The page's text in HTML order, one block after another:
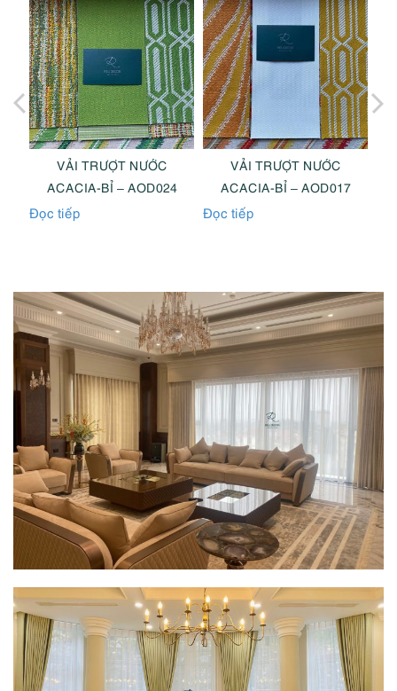
VẢI TRƯỢT NƯỚC
ACACIA-BỈ – AOD024
Đọc tiếp
VẢI TRƯỢT NƯỚC
ACACIA-BỈ – AOD017
Đọc tiếp